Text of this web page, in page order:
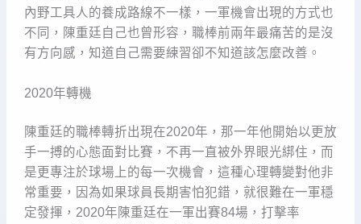
內野工具人的養成路線不一樣，一軍機會出現的方式也
不同，陳重廷自己也曾形容，職棒前兩年最痛苦的是沒
有方向感，知道自己需要練習卻不知道該怎麼改善。
2020年轉機
陳重廷的職棒轉折出現在2020年，那一年他開始以更放
手一搏的心態面對比賽，不再一直被外界眼光綁住，而
是更專注於球場上的每一次機會，這種心理轉變對他非
常重要，因為如果球員長期害怕犯錯，就很難在一軍穩
定發揮，2020年陳重廷在一軍出賽84場，打擊率